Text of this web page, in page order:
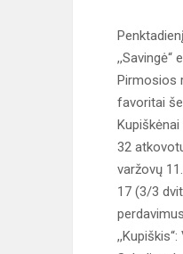
,,Savingė“
Pirmosios
favoritai
32
varžovų
17 (3/3